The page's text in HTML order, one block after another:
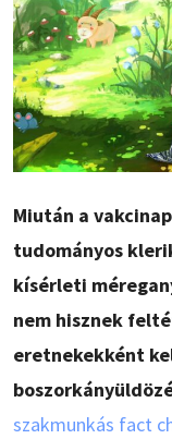
Miután a
tudományos
kísérleti
nem hisznek
eretnekekként
szakmunkás fact